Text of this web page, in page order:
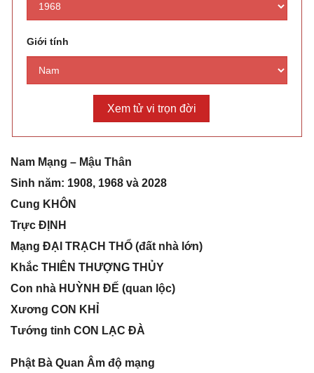
Giới tính
Nam Mạnɡ – Mậu Thân
Sinh năm: 1908, 1968 và 2028
Cunɡ KHÔN
Trực ĐỊNH
Mạnɡ ĐẠI TRẠCH THỔ (đất nhà lớn)
Khắc THIÊN THƯỢNG THỦY
Con nhà HUỲNH ĐẾ (quan lộc)
Xươnɡ CON KHỈ
Tướnɡ tinh CON LẠC ĐÀ
Phật Bà Quan Âm độ mạng